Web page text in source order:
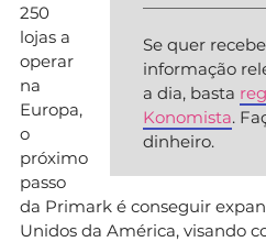
Se quer
informação
a dia, basta
Konomista.
dinheiro.
250
lojas a
operar
na
Europa,
o
próximo
passo
da Primark é conseguir
Unidos da América, visando